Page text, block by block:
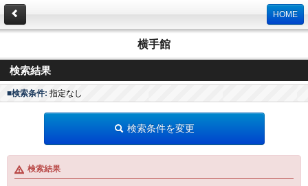
HOME
横手館
検索結果
■検索条件: 指定なし
検索条件を変更
検索結果